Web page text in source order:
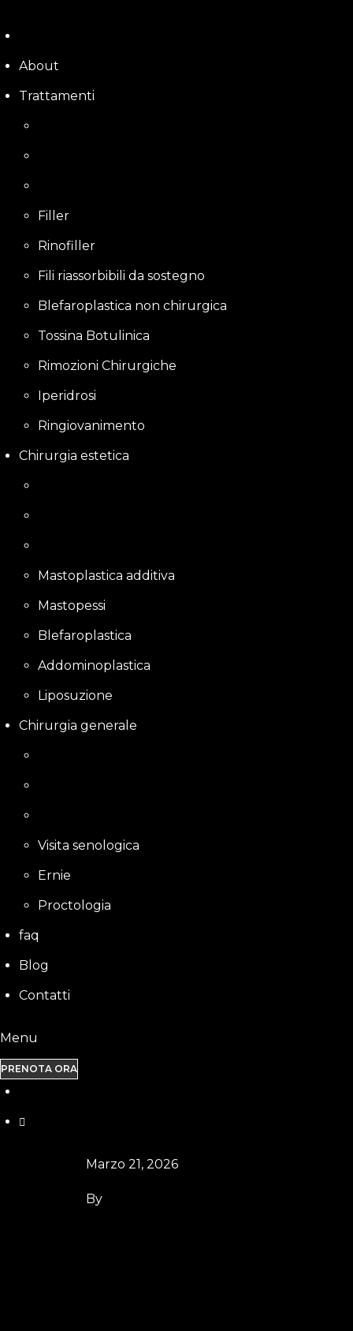
to
content
About
Trattamenti
Filler
Rinofiller
Fili riassorbibili da sostegno
Blefaroplastica non chirurgica
Tossina Botulinica
Rimozioni Chirurgiche
Iperidrosi
Ringiovanimento
Chirurgia estetica
Mastoplastica additiva
Mastopessi
Blefaroplastica
Addominoplastica
Liposuzione
Chirurgia generale
Visita senologica
Ernie
Proctologia
faq
Blog
Contatti
Menu
PRENOTA ORA
Marzo 21, 2026
By